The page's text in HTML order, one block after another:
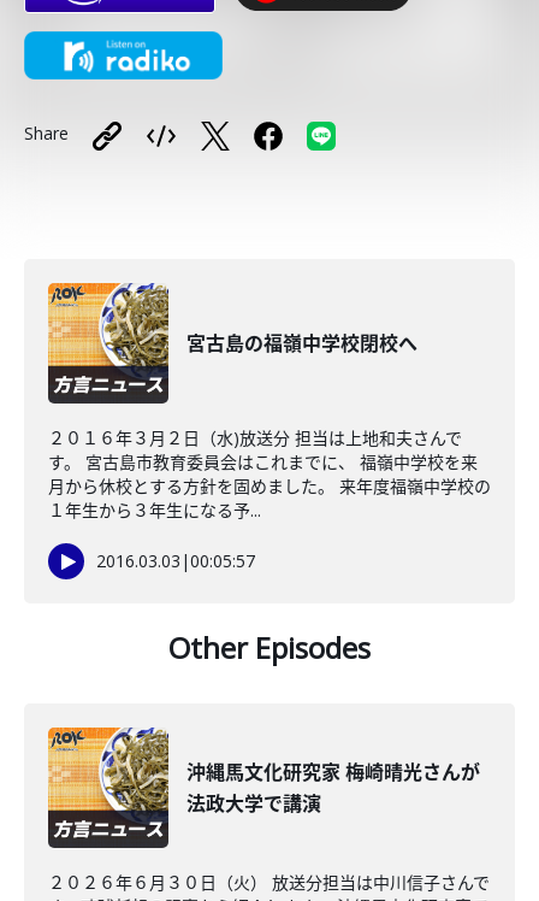
Share
宮古島の福嶺中学校閉校へ
２０１６年３月２日（水)放送分 担当は上地和夫さんで
す。 宮古島市教育委員会はこれまでに、 福嶺中学校を来
月から休校とする方針を固めました。 来年度福嶺中学校の
１年生から３年生になる予...
2016.03.03 |00:05:57
Other Episodes
沖縄馬文化研究家 梅崎晴光さんが
法政大学で講演
２０２６年６月３０日（火） 放送分担当は中川信子さんで